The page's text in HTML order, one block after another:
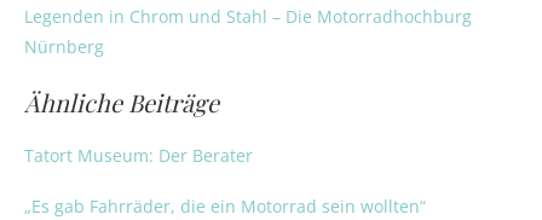
Legenden in Chrom und Stahl – Die Motorradhochburg
Nürnberg
Ähnliche Beiträge
Tatort Museum: Der Berater
„Es gab Fahrräder, die ein Motorrad sein wollten“